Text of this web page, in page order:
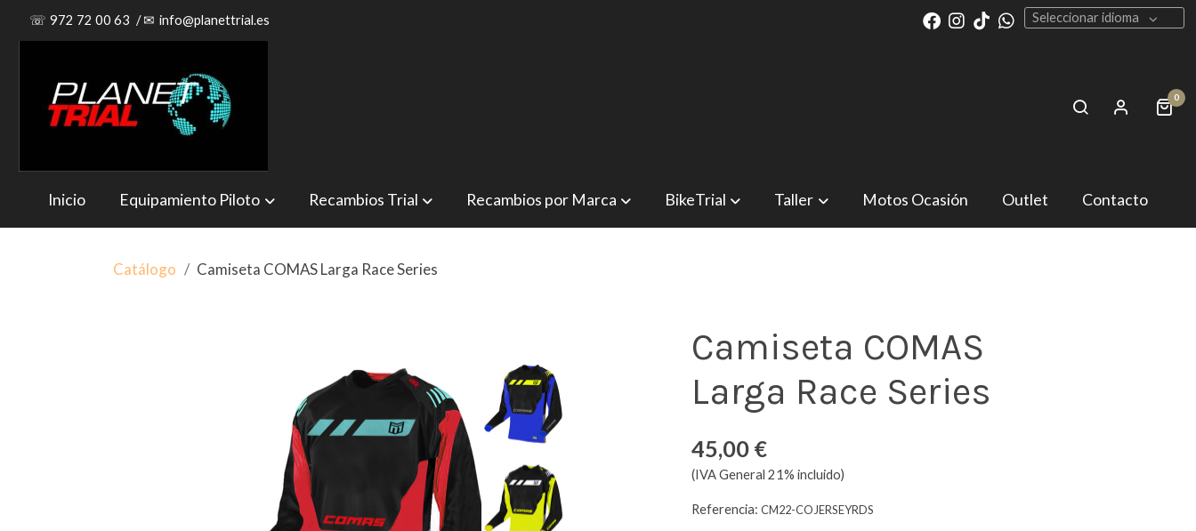
☏ 972 72 00 63 /✉ info@planettrial.es Seleccionar idioma
0
Inicio Equipamiento Piloto Recambios Trial Recambios por Marca BikeTrial Taller Motos Ocasión Outlet Contacto
Catálogo Camiseta COMAS Larga Race Series
Camiseta COMAS
Larga Race Series
45,00 €
(IVA General 21% incluido)
Referencia:CM22-COJERSEYRDS